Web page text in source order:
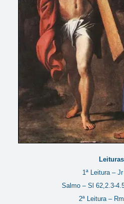
1ª Leitura –
Salmo – Sl 62,2.3-
2ª Leitura –